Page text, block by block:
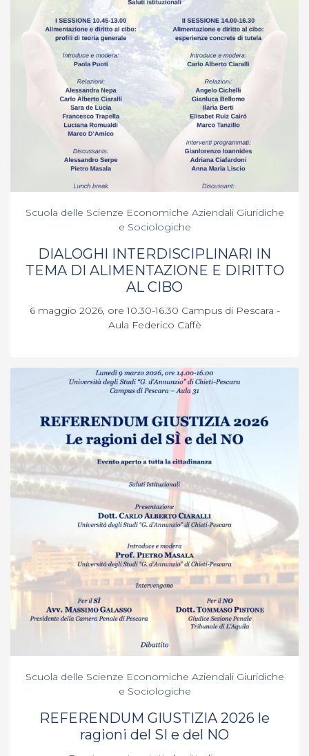
Scuola delle Scienze Economiche Aziendali Giuridiche
e Sociologiche
DIALOGHI INTERDISCIPLINARI IN
TEMA DI ALIMENTAZIONE E DIRITTO
AL CIBO
6 maggio 2026, ore 10.30-16.30 Campus di Pescara -
Aula Federico Caffè
Scuola delle Scienze Economiche Aziendali Giuridiche
e Sociologiche
REFERENDUM GIUSTIZIA 2026 le
ragioni del SI e del NO